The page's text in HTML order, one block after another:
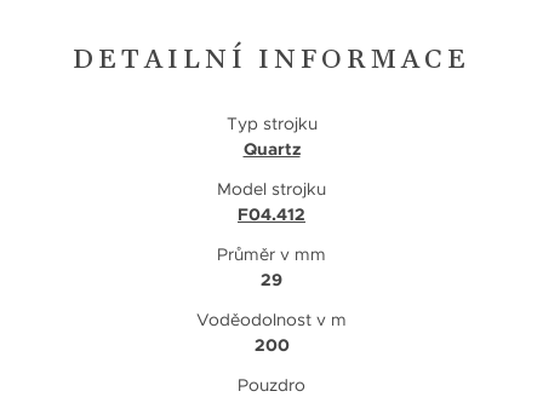
DETAILNÍ INFORMACE
Typ strojku
Quartz
Model strojku
F04.412
Průměr v mm
29
Voděodolnost v m
200
Pouzdro